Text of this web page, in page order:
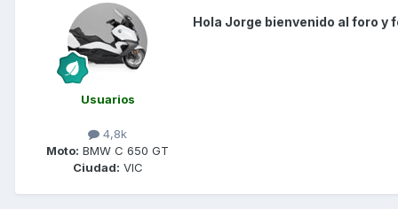
Usuarios
4,8k
Moto: BMW C 650 GT
Ciudad: VIC
Hola Jorge bienvenido al foro y